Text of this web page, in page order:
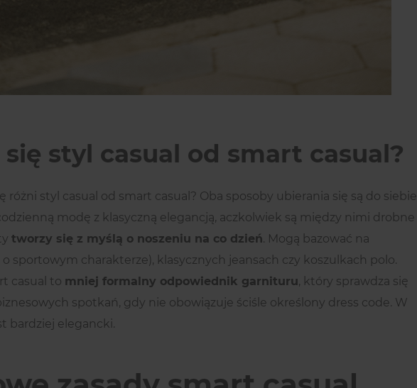
styl casual od smart casual?
różni styl casual od smart casual? Oba sposoby ubierania się są do siebie
modę z klasyczną elegancją, aczkolwiek są między nimi drobne
tworzy się z myślą o noszeniu na co dzień. Mogą bazować na
sportowym charakterze), klasycznych jeansach czy koszulkach polo.
casual to mniej formalny odpowiednik garnituru, który sprawdza się
spotkań, gdy nie obowiązuje ściśle określony dress code. W
bardziej elegancki.